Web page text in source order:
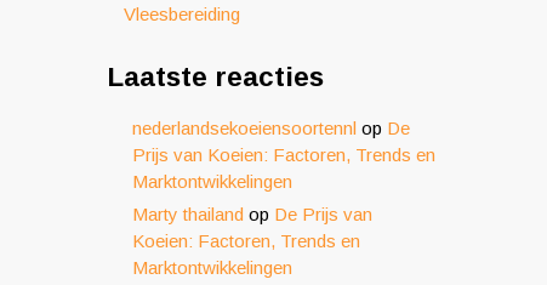
Vleesbereiding
Laatste reacties
nederlandsekoeiensoortennl op De
Prijs van Koeien: Factoren, Trends en
Marktontwikkelingen
Marty thailand op De Prijs van
Koeien: Factoren, Trends en
Marktontwikkelingen